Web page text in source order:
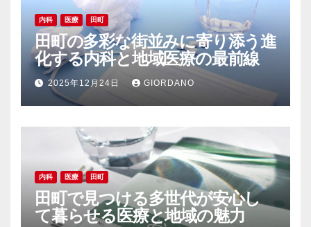
内科 医療 田町
田町の多彩な街並みに寄り添う進
化する内科と地域医療の最前線
2025年12月24日 GIORDANO
内科 医療 田町
田町で見つける多世代が安心し
て暮らせる医療と地域の魅力